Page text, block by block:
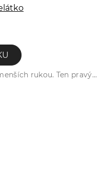
rukou. Ten pravý...